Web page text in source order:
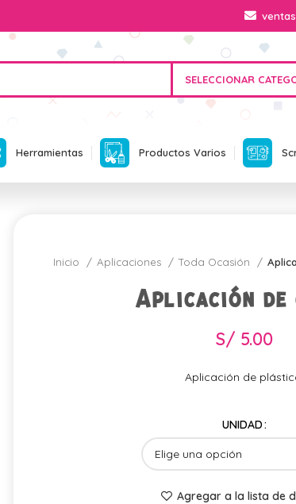
Herramientas Productos Varios
Inicio Aplicaciones Toda Ocasión
Aplicación
S/ 5.00
Aplicación de
UNIDAD
Agregar a la lista de